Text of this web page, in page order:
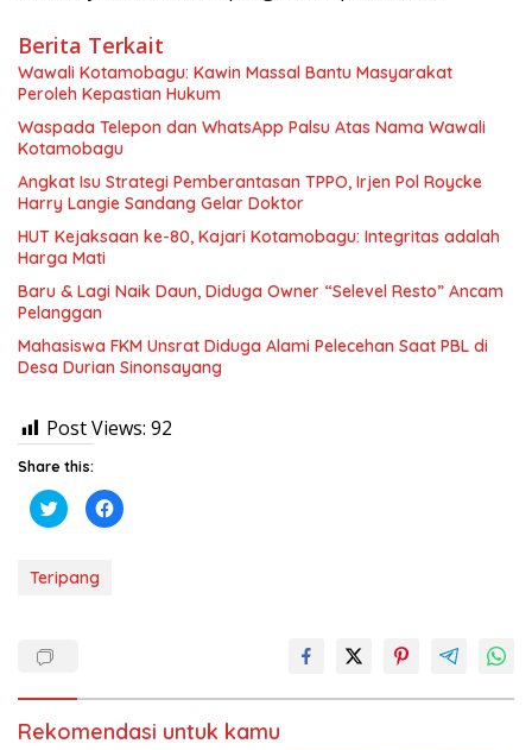
Berita Terkait
Wawali Kotamobagu: Kawin Massal Bantu Masyarakat
Peroleh Kepastian Hukum
Waspada Telepon dan WhatsApp Palsu Atas Nama Wawali
Kotamobagu
Angkat Isu Strategi Pemberantasan TPPO, Irjen Pol Roycke
Harry Langie Sandang Gelar Doktor
HUT Kejaksaan ke-80, Kajari Kotamobagu: Integritas adalah
Harga Mati
Baru & Lagi Naik Daun, Diduga Owner “Selevel Resto” Ancam
Pelanggan
Mahasiswa FKM Unsrat Diduga Alami Pelecehan Saat PBL di
Desa Durian Sinonsayang
Post Views: 92
Share this:
K
l
n
t
g
p
K
l
g
k
Teripang
Rekomendasi untuk kamu